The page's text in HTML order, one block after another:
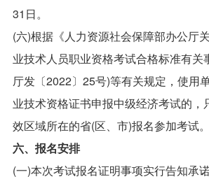
31日。
(六)根据《人力资源社会保障部办公厅
业技术人员职业资格考试合格标准有关
厅发〔2022〕25号)等有关规定，使用
业技术资格证书申报中级经济考试的，
效区域所在的省(区、市)报名参加考试。
六、报名安排
(一)本次考试报名证明事项实行告知承